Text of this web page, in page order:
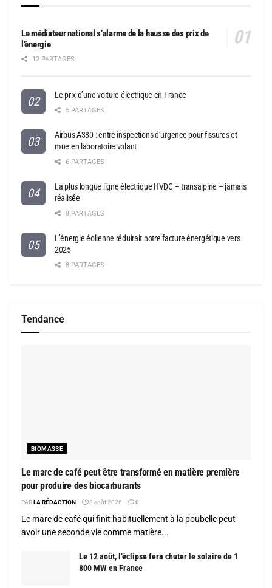
Le médiateur national s’alarme de la hausse des prix de
l’énergie
12 PARTAGES
Le prix d’une voiture électrique en France
5 PARTAGES
Airbus A380 : entre inspections d’urgence pour fissures et
mue en laboratoire volant
6 PARTAGES
La plus longue ligne électrique HVDC – transalpine – jamais
réalisée
8 PARTAGES
L’énergie éolienne réduirait notre facture énergétique vers
2025
8 PARTAGES
Tendance
BIOMASSE
Le marc de café peut être transformé en matière première
pour produire des biocarburants
PARLA RÉDACTION 8 août 2026 0
Le marc de café qui finit habituellement à la poubelle peut
avoir une seconde vie comme matière...
Le 12 août, l’éclipse fera chuter le solaire de 1
800 MW en France